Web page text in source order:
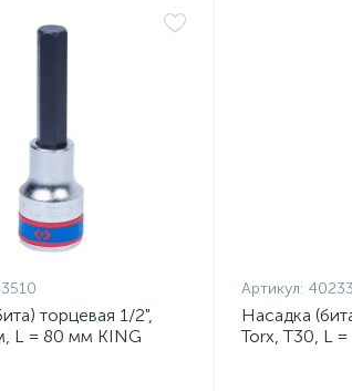
торцевая 1/2",
L = 80 мм KING
Артикул:
Насадка
Torx, T30, L